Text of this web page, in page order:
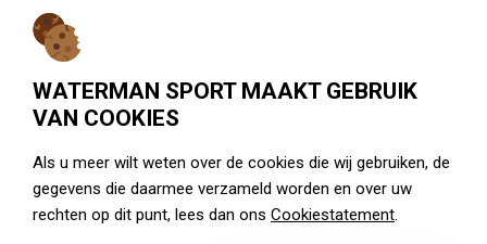
WATERMAN SPORT MAAKT GEBRUIK
VAN COOKIES
Als u meer wilt weten over de cookies die wij gebruiken, de
gegevens die daarmee verzameld worden en over uw
rechten op dit punt, lees dan ons Cookiestatement
KLANTENSERVICE
020 - 6901044
Openingstijden
zie watermansport.nl